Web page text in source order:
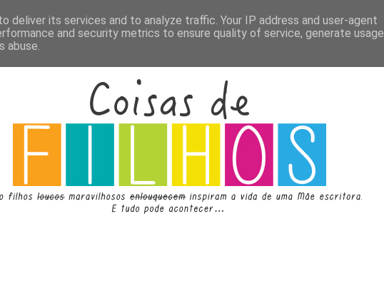
deliver its services and to analyze traffic. Your IP address and user-agent
and security metrics to ensure quality of service, generate usage
abuse.